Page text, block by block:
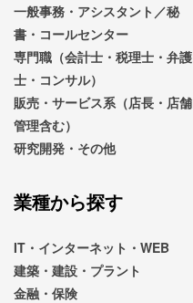
一般事務・アシスタント／秘
書・コールセンター
専門職（会計士・税理士・弁護
士・コンサル）
販売・サービス系（店長・店舗
管理含む）
研究開発・その他
業種から探す
IT・インターネット・WEB
建築・建設・プラント
金融・保険